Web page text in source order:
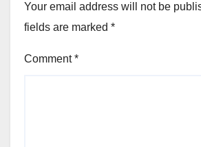
Your email address will not be
fields are marked *
Comment*